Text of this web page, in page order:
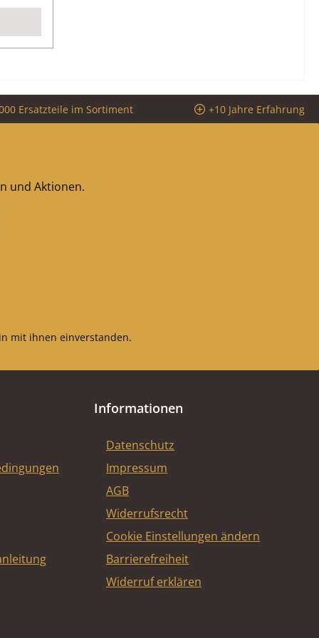
Ersatzteile im Sortiment +10 Jahre Erfahrung
und Aktionen.
mit ihnen einverstanden.
Informationen
Datenschutz
Impressum
AGB
Widerrufsrecht
Cookie Einstellungen ändern
Barrierefreiheit
Widerruf erklären